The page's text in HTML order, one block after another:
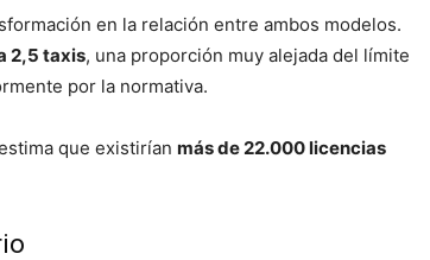
en la relación entre ambos modelos.
2,5 taxis, una proporción muy alejada del límite
por la normativa.
que existirían más de 22.000 licencias